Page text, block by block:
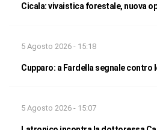
Cicala: vivaistica forestale, nuova
5 Agosto 2026 - 15:18
Cupparo: a Fardella segnale contro
5 Agosto 2026 - 15:07